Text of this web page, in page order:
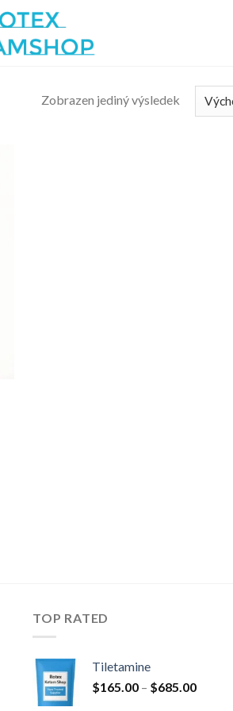
Zobrazen jediný výsledek
TOP RATED
Tiletamine
$165.00 – $685.00Rozpětí